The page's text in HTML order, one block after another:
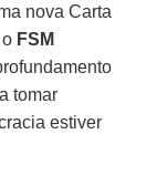
nova Carta
FSM
tomar
estiver